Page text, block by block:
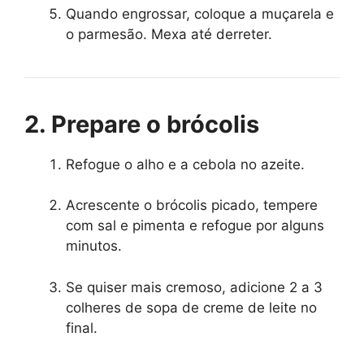
Quando engrossar, coloque a muçarela e
o parmesão. Mexa até derreter.
2. Prepare o brócolis
Refogue o alho e a cebola no azeite.
Acrescente o brócolis picado, tempere
com sal e pimenta e refogue por alguns
minutos.
Se quiser mais cremoso, adicione 2 a 3
colheres de sopa de creme de leite no
final.